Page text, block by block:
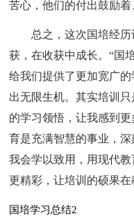
苦心，他们的付出鼓励着
总之，这次国培经
获，在收获中成长。“国
给我们提供了更加宽广
出无限生机。其实培训
的学习领悟，让我感到
育是充满智慧的事业，
我会学以致用，用现代
更精彩，让培训的硕果在
国培学习总结2